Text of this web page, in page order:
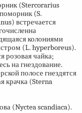
(Stercorarius
(S.
встречается
колониями
(L. hyperboreus).
розовая чайка;
на гнездование.
полосе гнездятся
крачка (Sterna
(Nyctea scandiaca).